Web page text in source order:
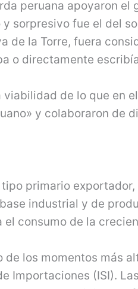
peruana apoyaron el
sorpresivo fue el del
de la Torre, fuera
o directamente
de lo que en
y colaboraron de
primario
industrial y de
consumo de la
de los momentos más
Importaciones (ISI).